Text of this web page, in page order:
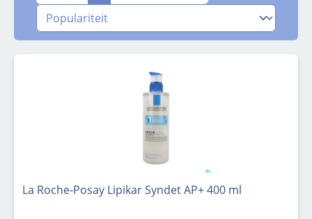
La Roche-Posay Lipikar Syndet AP+ 400 ml